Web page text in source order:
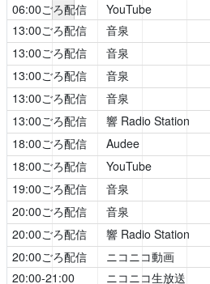
06:00ごろ配信 YouTube
13:00ごろ配信 音泉
13:00ごろ配信 音泉
13:00ごろ配信 音泉
13:00ごろ配信 音泉
13:00ごろ配信 響 Radio Station
[公式]
18:00ごろ配信 Audee
18:00ごろ配信 YouTube
19:00ごろ配信 音泉
20:00ごろ配信 音泉
20:00ごろ配信 響 Radio Station
20:00ごろ配信 ニコニコ動画
20:00-21:00 ニコニコ生放送